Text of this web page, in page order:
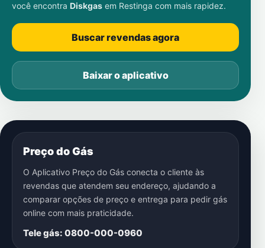
você encontra Diskgas em Restinga com mais rapidez.
Buscar revendas agora
Baixar o aplicativo
Preço do Gás
O Aplicativo Preço do Gás conecta o cliente às
revendas que atendem seu endereço, ajudando a
comparar opções de preço e entrega para pedir gás
online com mais praticidade.
Tele gás: 0800-000-0960